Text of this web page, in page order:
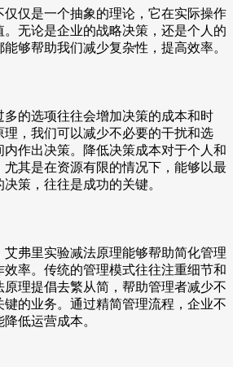
仅是一个抽象的理论，它在实际操作
无论是企业的战略决策，还是个人的
够帮助我们减少复杂性，提高效率。
的选项往往会增加决策的成本和时
理，我们可以减少不必要的干扰和选
作出决策。降低决策成本对于个人和
其是在资源有限的情况下，能够以最
策，往往是成功的关键。
弗里实验减法原理能够帮助简化管理
率。传统的管理模式往往注重细节和
理提倡去繁从简，帮助管理者减少不
的业务。通过精简管理流程，企业不
低运营成本。